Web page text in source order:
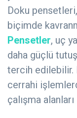
Doku
biçimde
Pensetler, uç
daha güçlü
tercih edilebilir.
cerrahi
çalışma